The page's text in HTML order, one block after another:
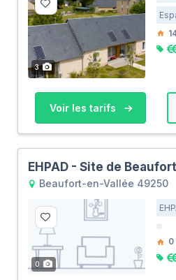
3
Voir les tarifs
EHPAD - Site de
Beaufort-en-Vallée 49250
0
0